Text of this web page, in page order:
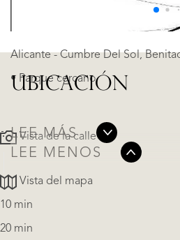
Alicante - Cumbre Del
• Parque cercano
LEE MÁS
LEE MENOS
UBICACIÓN
Vista de la calle
Vista del mapa
10 min
20 min